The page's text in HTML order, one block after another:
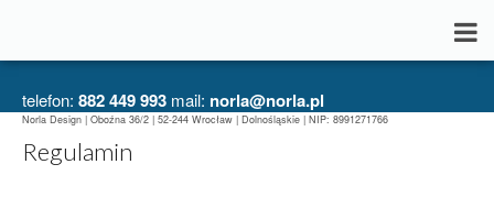
telefon: 882 449 993 mail: norla@norla.pl
Norla Design | Oboźna 36/2 | 52-244 Wrocław | Dolnośląskie | NIP: 8991271766
Regulamin